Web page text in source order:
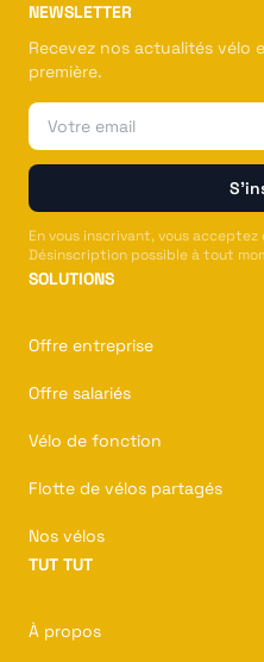
NEWSLETTER
Recevez nos actualités vélo
première.
Email
En vous inscrivant, vous acceptez
Désinscription possible à tout
SOLUTIONS
Offre entreprise
Offre salariés
Vélo de fonction
Flotte de vélos partagés
Nos vélos
TUT TUT
À propos